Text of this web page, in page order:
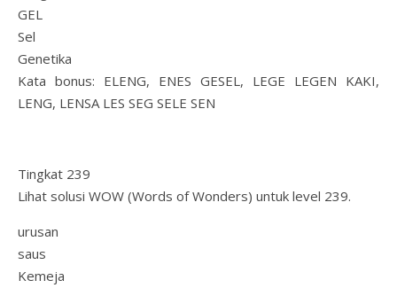
GEL
Sel
Genetika
Kata bonus: ELENG, ENES GESEL, LEGE LEGEN KAKI,
LENG, LENSA LES SEG SELE SEN
Tingkat 239
Lihat solusi WOW (Words of Wonders) untuk level 239.
urusan
saus
Kemeja